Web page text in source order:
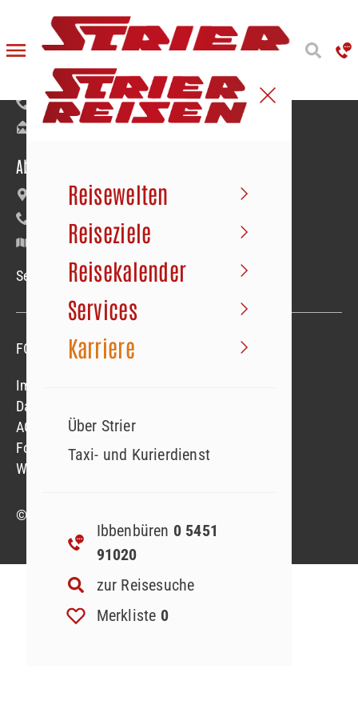
Reisewelten
Reiseziele
Reisekalender
Services
Karriere
Über Strier
Taxi- und Kurierdienst
Ibbenbüren 0 5451
91020
zur Reisesuche
Merkliste 0
Reiseanmeldung
Bäumerstraße 9–11 | 49477 Ibbenbüren
+49 5451 91020
info@strier.de
Abfahrt der Busse
Maybachstraße 22 | Gewerbegebiet Süd
Google Maps
Service-Hotline Mo.–Fr. 09.00–18.00 Uhr
© 2023 Strier Reisen GmbH & Co. KG
Impressum
Datenschutzerklärung
AGB
Formblatt
Widerruf Reiseversicherung
FOLGEN SIE UNS Folgen sie unsFolgen sie uns